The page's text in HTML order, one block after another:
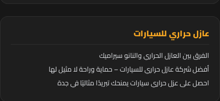
عازل حراري للسيارات
الفرق بين العازل الحراري والنانو سيراميك
أفضل شركة عازل حراري للسيارات – حماية وراحة لا مثيل لها
احصل على عزل حراري سيارات يمنحك تبريدًا مثاليًا في جدة